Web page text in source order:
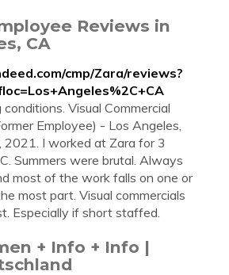
Reviews in
CA
cmp/Zara/reviews?
Visual Commercial
Employee) - Los Angeles,
2021. I worked at Zara for 3
Summers were brutal. Always
most of the work falls on one or
most part. Visual commercials
Especially if short staffed.
+ Info + Info |